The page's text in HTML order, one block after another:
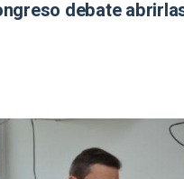
debate